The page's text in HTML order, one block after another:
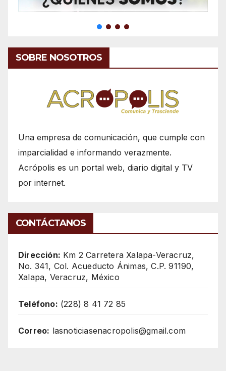
SOBRE NOSOTROS
Una empresa de comunicación, que cumple con
imparcialidad e informando verazmente.
Acrópolis es un portal web, diario digital y TV
por internet.
CONTÁCTANOS
Dirección: Km 2 Carretera Xalapa-Veracruz,
No. 341, Col. Acueducto Ánimas, C.P. 91190,
Xalapa, Veracruz, México
Teléfono: (228) 8 41 72 85
Correo: lasnoticiasenacropolis@gmail.com